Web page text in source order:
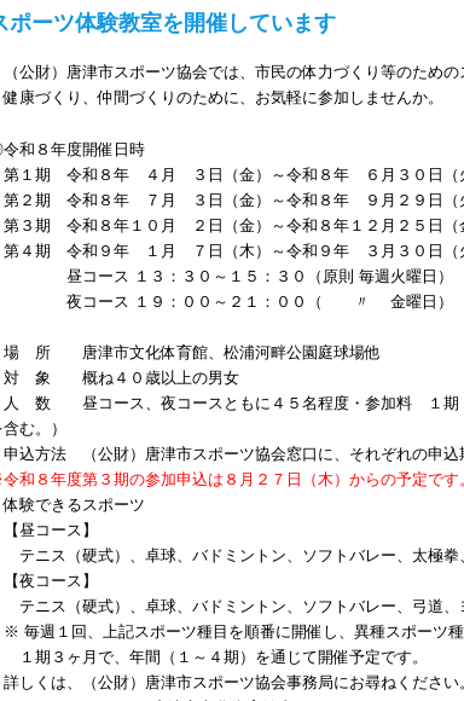
ポーツ体験教室を開催しています
公財）唐津市スポーツ協会では、市民の体力づくり等のための
康づくり、仲間づくりのために、お気軽に参加しませんか。
和８年度開催日時
第１期 令和８年 ４月 ３日（金）～令和８年 ６月３０日
第２期 令和８年 ７月 ３日（金）～令和８年 ９月２９日
第３期 令和８年１０月 ２日（金）～令和８年１２月２５
第４期 令和９年 １月 ７日（木）～令和９年 ３月３０日
コース １３：３０～１５：３０（原則 毎週火曜日）
コース １９：００～２１：００（ 〃 金曜日）
場 所 唐津市文化体育館、松浦河畔公園庭球場他
対 象 概ね４０歳以上の男女
人 数 昼コース、夜コースともに４５名程度・参加料
１
む。）
申込方法 （公財）唐津市スポーツ協会窓口に、それぞれの申込
和８年度第３期の参加申込は８月２７日（木）からの予定です。
体験できるスポーツ
昼コース】
ニス（硬式）、卓球、バドミントン、ソフトバレー、太極拳
夜コース】
ニス（硬式）、卓球、バドミントン、ソフトバレー、弓道
毎週１回、上記スポーツ種目を順番に開催し、異種スポーツ種
期３ヶ月で、年間（１～４期）を通じて開催予定です。
しくは、（公財）唐津市スポーツ協会事務局にお尋ねください。